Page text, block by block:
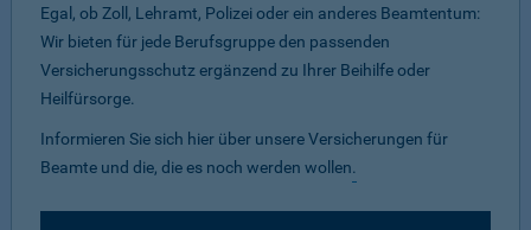
Egal, ob Zoll, Lehramt, Polizei oder ein anderes Beamtentum:
Wir bieten für jede Berufsgruppe den passenden
Versicherungsschutz ergänzend zu Ihrer Beihilfe oder
Heilfürsorge.
Informieren Sie sich hier über unsere Versicherungen für
Beamte und die, die es noch werden wollen.